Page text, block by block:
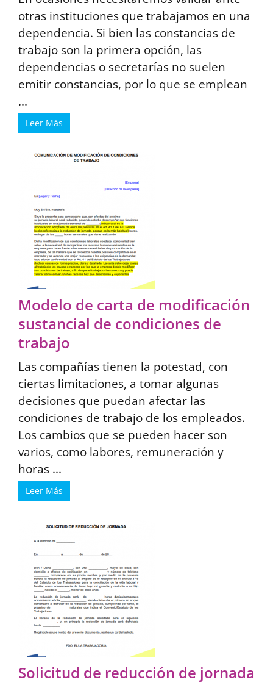
otras instituciones que trabajamos en una
dependencia. Si bien las constancias de
trabajo son la primera opción, las
dependencias o secretarías no suelen
emitir constancias, por lo que se emplean
...
Leer Más
Modelo de carta de modificación
sustancial de condiciones de
trabajo
Las compañías tienen la potestad, con
ciertas limitaciones, a tomar algunas
decisiones que puedan afectar las
condiciones de trabajo de los empleados.
Los cambios que se pueden hacer son
varios, como labores, remuneración y
horas ...
Leer Más
Solicitud de reducción de jornada